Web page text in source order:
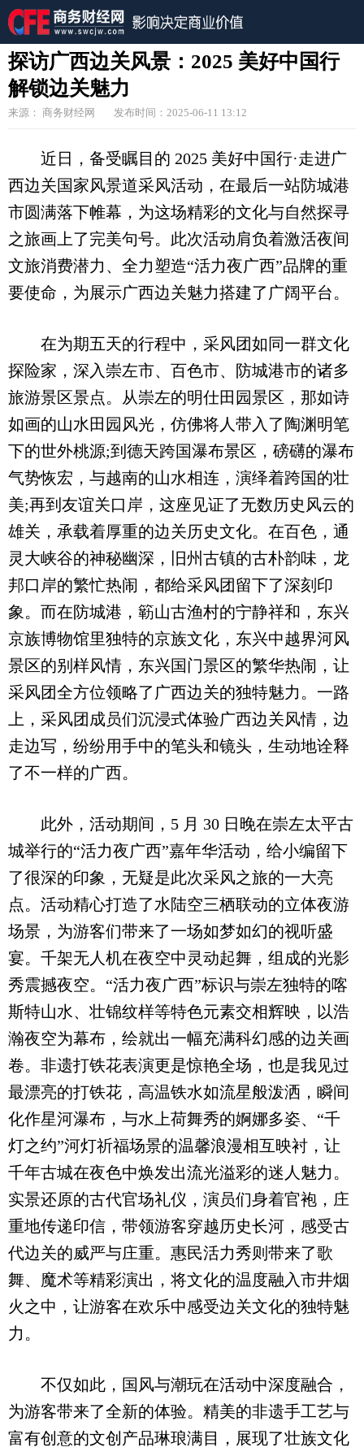
探访广西边关风景：2025 美好中国行
解锁边关魅力
来源： 商务财经网 发布时间：2025-06-11 13:12
近日，备受瞩目的 2025 美好中国行·走进广
西边关国家风景道采风活动，在最后一站防城港
市圆满落下帷幕，为这场精彩的文化与自然探寻
之旅画上了完美句号。此次活动肩负着激活夜间
文旅消费潜力、全力塑造“活力夜广西”品牌的重
要使命，为展示广西边关魅力搭建了广阔平台。
在为期五天的行程中，采风团如同一群文化
探险家，深入崇左市、百色市、防城港市的诸多
旅游景区景点。从崇左的明仕田园景区，那如诗
如画的山水田园风光，仿佛将人带入了陶渊明笔
下的世外桃源;到德天跨国瀑布景区，磅礴的瀑布
气势恢宏，与越南的山水相连，演绎着跨国的壮
美;再到友谊关口岸，这座见证了无数历史风云的
雄关，承载着厚重的边关历史文化。在百色，通
灵大峡谷的神秘幽深，旧州古镇的古朴韵味，龙
邦口岸的繁忙热闹，都给采风团留下了深刻印
象。而在防城港，簕山古渔村的宁静祥和，东兴
京族博物馆里独特的京族文化，东兴中越界河风
景区的别样风情，东兴国门景区的繁华热闹，让
采风团全方位领略了广西边关的独特魅力。一路
上，采风团成员们沉浸式体验广西边关风情，边
走边写，纷纷用手中的笔头和镜头，生动地诠释
了不一样的广西。
此外，活动期间，5 月 30 日晚在崇左太平古
城举行的“活力夜广西”嘉年华活动，给小编留下
了很深的印象，无疑是此次采风之旅的一大亮
点。活动精心打造了水陆空三栖联动的立体夜游
场景，为游客们带来了一场如梦如幻的视听盛
宴。千架无人机在夜空中灵动起舞，组成的光影
秀震撼夜空。“活力夜广西”标识与崇左独特的喀
斯特山水、壮锦纹样等特色元素交相辉映，以浩
瀚夜空为幕布，绘就出一幅充满科幻感的边关画
卷。非遗打铁花表演更是惊艳全场，也是我见过
最漂亮的打铁花，高温铁水如流星般泼洒，瞬间
化作星河瀑布，与水上荷舞秀的婀娜多姿、“千
灯之约”河灯祈福场景的温馨浪漫相互映衬，让
千年古城在夜色中焕发出流光溢彩的迷人魅力。
实景还原的古代官场礼仪，演员们身着官袍，庄
重地传递印信，带领游客穿越历史长河，感受古
代边关的威严与庄重。惠民活力秀则带来了歌
舞、魔术等精彩演出，将文化的温度融入市井烟
火之中，让游客在欢乐中感受边关文化的独特魅
力。
不仅如此，国风与潮玩在活动中深度融合，
为游客带来了全新的体验。精美的非遗手工艺与
富有创意的文创产品琳琅满目，展现了壮族文化